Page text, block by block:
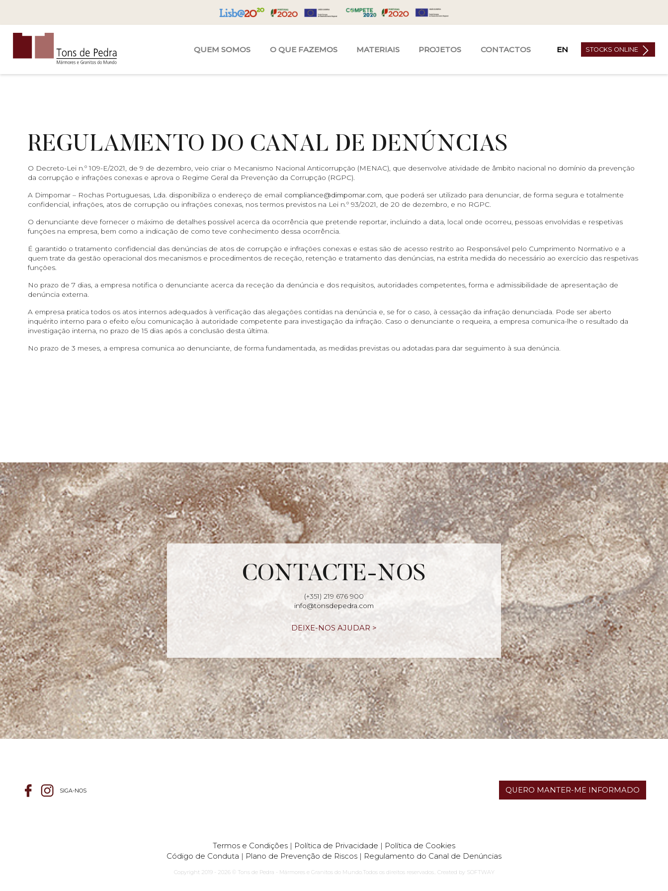
QUEM SOMOS O QUE FAZEMOS MATERIAIS PROJETOS CONTACTOS EN STOCKS ONLINE
REGULAMENTO DO CANAL DE DENÚNCIAS
O Decreto-Lei n.º 109-E/2021, de 9 de dezembro, veio criar o Mecanismo Nacional Anticorrupção (MENAC), que desenvolve atividade de âmbito nacional no domínio da prevenção
da corrupção e infrações conexas e aprova o Regime Geral da Prevenção da Corrupção (RGPC).
A Dimpomar – Rochas Portuguesas, Lda. disponibiliza o endereço de email compliance@dimpomar.com , que poderá ser utilizado para denunciar, de forma segura e totalmente
confidencial, infrações, atos de corrupção ou infrações conexas, nos termos previstos na Lei n.º 93/2021, de 20 de dezembro, e no RGPC.
O denunciante deve fornecer o máximo de detalhes possível acerca da ocorrência que pretende reportar, incluindo a data, local onde ocorreu, pessoas envolvidas e respetivas
funções na empresa, bem como a indicação de como teve conhecimento dessa ocorrência.
É garantido o tratamento confidencial das denúncias de atos de corrupção e infrações conexas e estas são de acesso restrito ao Responsável pelo Cumprimento Normativo e a
quem trate da gestão operacional dos mecanismos e procedimentos de receção, retenção e tratamento das denúncias, na estrita medida do necessário ao exercício das respetivas
funções.
No prazo de 7 dias, a empresa notifica o denunciante acerca da receção da denúncia e dos requisitos, autoridades competentes, forma e admissibilidade de apresentação de
denúncia externa.
A empresa pratica todos os atos internos adequados à verificação das alegações contidas na denúncia e, se for o caso, à cessação da infração denunciada. Pode ser aberto
inquérito interno para o efeito e/ou comunicação à autoridade competente para investigação da infração. Caso o denunciante o requeira, a empresa comunica-lhe o resultado da
investigação interna, no prazo de 15 dias após a conclusão desta última.
No prazo de 3 meses, a empresa comunica ao denunciante, de forma fundamentada, as medidas previstas ou adotadas para dar seguimento à sua denúncia.
CONTACTE-NOS
(+351) 219 676 900
info@tonsdepedra.com
DEIXE-NOS AJUDAR >
SIGA-NOS QUERO MANTER-ME INFORMADO
Termos e Condições | Política de Privacidade | Política de Cookies
Código de Conduta | Plano de Prevenção de Riscos | Regulamento do Canal de Denúncias
Copyright 2019 - 2026 © Tons de Pedra - Mármores e Granitos do Mundo.Todos os direitos reservados.. Created by SOFTWAY